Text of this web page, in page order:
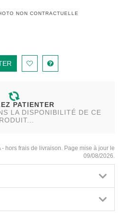
NON CONTRACTUELLE
PATIENTER
LA DISPONIBILITÉ DE CE
- hors frais de livraison. Page mise à jour le
09/08/2026.